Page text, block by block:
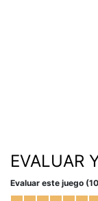
EVALUAR
Evaluar este juego